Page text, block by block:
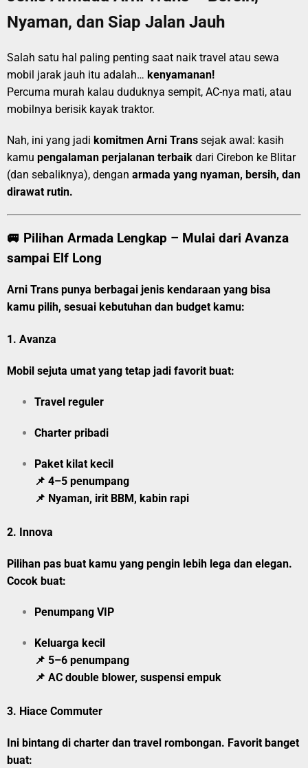
Nyaman, dan Siap Jalan Jauh
Salah satu hal paling penting saat naik travel atau sewa
mobil jarak jauh itu adalah… kenyamanan!
Percuma murah kalau duduknya sempit, AC-nya mati, atau
mobilnya berisik kayak traktor.
Nah, ini yang jadi komitmen Arni Trans sejak awal: kasih
kamu pengalaman perjalanan terbaik dari Cirebon ke Blitar
(dan sebaliknya), dengan armada yang nyaman, bersih, dan
dirawat rutin.
🚐 Pilihan Armada Lengkap – Mulai dari Avanza
sampai Elf Long
Arni Trans punya berbagai jenis kendaraan yang bisa
kamu pilih, sesuai kebutuhan dan budget kamu:
1. Avanza
Mobil sejuta umat yang tetap jadi favorit buat:
Travel reguler
Charter pribadi
Paket kilat kecil
📌 4–5 penumpang
📌 Nyaman, irit BBM, kabin rapi
2. Innova
Pilihan pas buat kamu yang pengin lebih lega dan elegan.
Cocok buat:
Penumpang VIP
Keluarga kecil
📌 5–6 penumpang
📌 AC double blower, suspensi empuk
3. Hiace Commuter
Ini bintang di charter dan travel rombongan. Favorit banget
buat: